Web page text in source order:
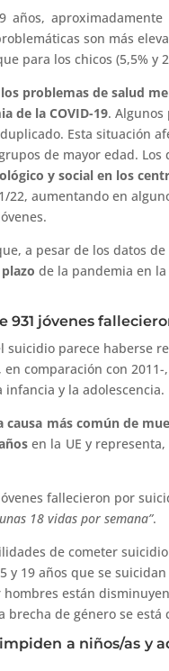
años,
son más
para los chicos (5,5% y
los problemas de salud
de la COVID-19. Algunos
Esta situación
de mayor edad.
y social en los
22, aumentando en
a pesar de los datos
plazode la pandemia en
931 jóvenes
suicidio parece haberse
en comparación con
y la adolescencia.
causa más común de
en la UE y
fallecieron por
18 vidas por semana”.
de cometer
y 19 años que se
están
de género se está
a niños/as y